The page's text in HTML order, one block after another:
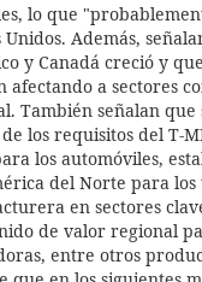
lo que
Unidos. Además,
y Canadá creció y
afectando a sectores
También señalan que
los requisitos del T-
los automóviles,
del Norte para
en sectores
de valor regional
entre otros